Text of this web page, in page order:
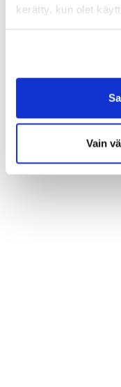
kerätty, kun olet
Vain